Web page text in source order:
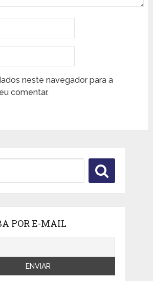
neste navegador para a
comentar.
POR E-MAIL